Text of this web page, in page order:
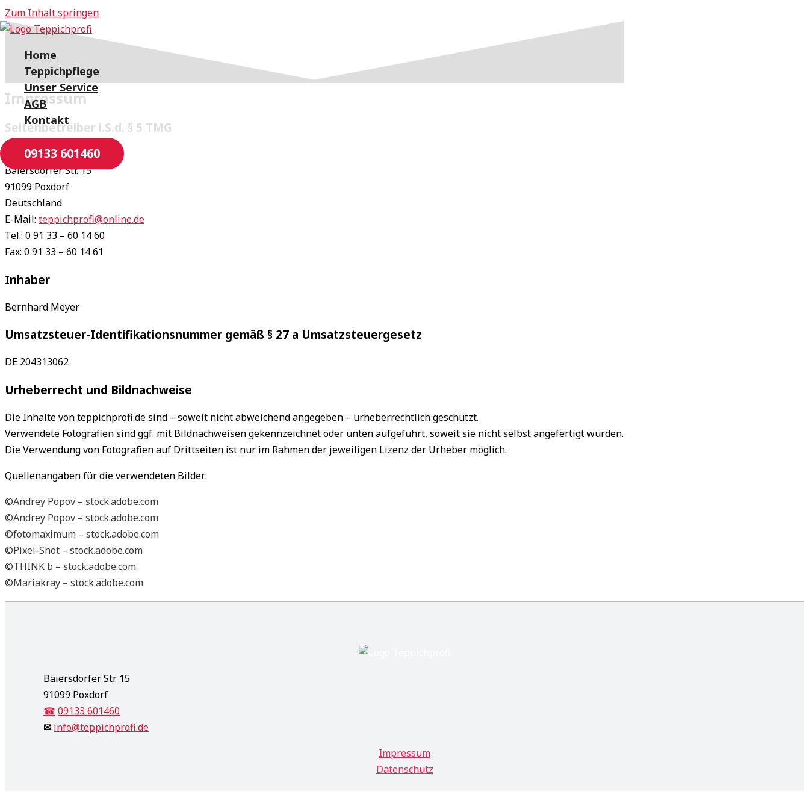
Zum Inhalt springen
Home
Teppichpflege
Unser Service
AGB
Kontakt
09133 601460
Impressum
Seitenbetreiber i.S.d. § 5 TMG
Teppichprofi
Baiersdorfer Str. 15
91099 Poxdorf
Deutschland
E-Mail: teppichprofi@online.de
Tel.: 0 91 33 – 60 14 60
Fax: 0 91 33 – 60 14 61
Inhaber
Bernhard Meyer
Umsatzsteuer-Identifikationsnummer gemäß § 27 a Umsatzsteuergesetz
DE 204313062
Urheberrecht und Bildnachweise
Die Inhalte von teppichprofi.de sind – soweit nicht abweichend angegeben – urheberrechtlich geschützt.
Verwendete Fotografien sind ggf. mit Bildnachweisen gekennzeichnet oder unten aufgeführt, soweit sie nicht selbst angefertigt wurden.
Die Verwendung von Fotografien auf Drittseiten ist nur im Rahmen der jeweiligen Lizenz der Urheber möglich.
Quellenangaben für die verwendeten Bilder:
©Andrey Popov – stock.adobe.com
©Andrey Popov – stock.adobe.com
©fotomaximum – stock.adobe.com
©Pixel-Shot – stock.adobe.com
©THINK b – stock.adobe.com
©Mariakray – stock.adobe.com
Baiersdorfer Str. 15
91099 Poxdorf
☎ 09133 601460
✉ info@teppichprofi.de
Impressum
Datenschutz